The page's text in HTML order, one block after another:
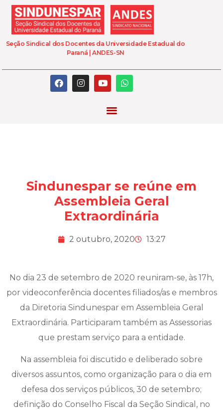
Seção Sindical dos Docentes da Universidade Estadual do
Paraná | ANDES-SN
Sindunespar se reúne em
Assembleia Geral
Extraordinária
2 outubro, 2020 13:27
No dia 23 de setembro de 2020 reuniram-se, às 17h,
por videoconferência docentes filiados/as e membros
da Diretoria Sindunespar em Assembleia Geral
Extraordinária. Participaram também as Assessorias
que prestam serviço para a entidade.
Na assembleia foi discutido e deliberado sobre
diversos assuntos, como organização para o dia em
defesa dos serviços públicos, 30 de setembro;
definição do Conselho Fiscal da Seção Sindical, no